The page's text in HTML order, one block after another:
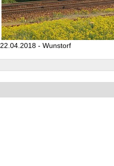
22.04.2018 - Wunstorf